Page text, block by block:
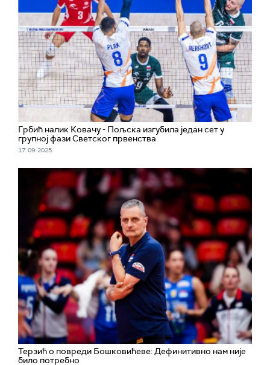
Грбић налик Ковачу - Пољска изгубила један сет у
групној фази Светског првенства
17. 09. 2025.
Терзић о повреди Бошковићеве: Дефинитивно нам није
било потребно